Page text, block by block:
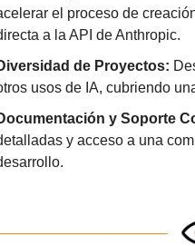
el proceso de
a la API de Anthropic.
de Proyectos:
usos de IA, cubriendo
y Soporte
y acceso a una